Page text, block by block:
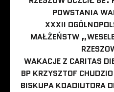
POWSTANIA
XXXII
MAŁŻEŃSTW
WAKACJE Z CARITAS
BP KRZYSZTOF
BISKUPA KOADIUTORA